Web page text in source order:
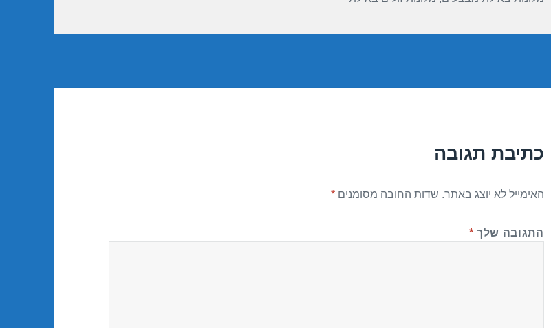
כתיבת תגובה
האימייל לא יוצג באתר. שדות החובה מסומנים*
התגובה שלך *